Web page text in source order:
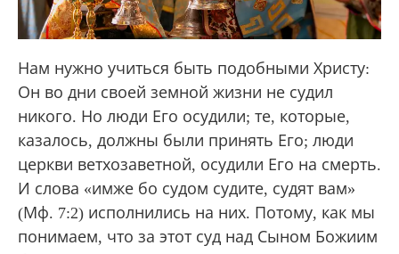
Нам нужно учиться быть подобными Христу:
Он во дни своей земной жизни не судил
никого. Но люди Его осудили; те, которые,
казалось, должны были принять Его; люди
церкви ветхозаветной, осудили Его на смерть.
И слова «имже бо судом судите, судят вам»
(Мф. 7:2) исполнились на них. Потому, как мы
понимаем, что за этот суд над Сыном Божиим